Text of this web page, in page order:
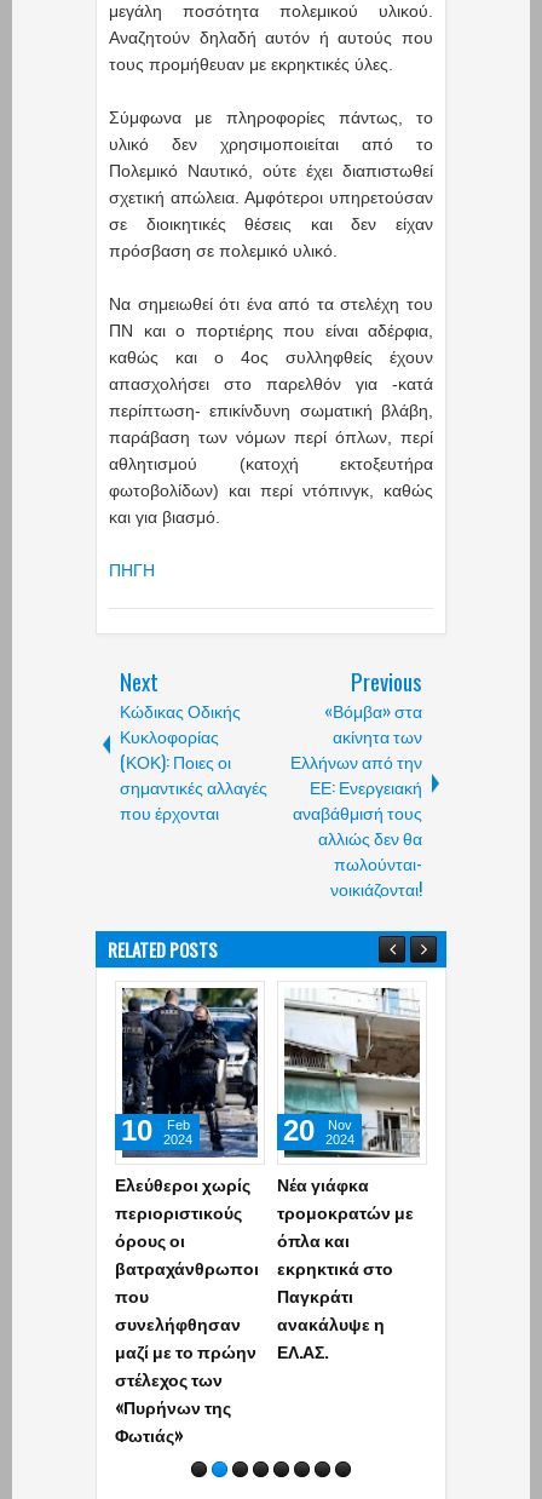
μεγάλη ποσότητα πολεμικού υλικού.
Αναζητούν δηλαδή αυτόν ή αυτούς που
τους προμήθευαν με εκρηκτικές ύλες.
Σύμφωνα με πληροφορίες πάντως, το
υλικό δεν χρησιμοποιείται από το
Πολεμικό Ναυτικό, ούτε έχει διαπιστωθεί
σχετική απώλεια. Αμφότεροι υπηρετούσαν
σε διοικητικές θέσεις και δεν είχαν
πρόσβαση σε πολεμικό υλικό.
Nα σημειωθεί ότι ένα από τα στελέχη του
ΠΝ και ο πορτιέρης που είναι αδέρφια,
καθώς και ο 4ος συλληφθείς έχουν
απασχολήσει στο παρελθόν για -κατά
περίπτωση- επικίνδυνη σωματική βλάβη,
παράβαση των νόμων περί όπλων, περί
αθλητισμού (κατοχή εκτοξευτήρα
φωτοβολίδων) και περί ντόπινγκ, καθώς
και για βιασμό.
ΠΗΓΗ
Next
Κώδικας Οδικής
Κυκλοφορίας
(ΚΟΚ): Ποιες οι
σημαντικές αλλαγές
που έρχονται
Previous
«Βόμβα» στα
ακίνητα των
Ελλήνων από την
ΕΕ: Ενεργειακή
αναβάθμισή τους
αλλιώς δεν θα
πωλούνται-
νοικιάζονται!
RELATED POSTS
Ελεύθεροι χωρίς
περιοριστικούς
όρους οι
βατραχάνθρωποι
που
συνελήφθησαν
μαζί με το πρώην
στέλεχος των
«Πυρήνων της
Φωτιάς»
10
Feb
2024
Νέα γιάφκα
τρομοκρατών με
όπλα και
εκρηκτικά στο
Παγκράτι
ανακάλυψε η
ΕΛ.ΑΣ.
20
Nov
2024